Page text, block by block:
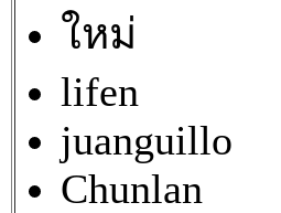
ใหม่
lifen
juanguillo
Chunlan